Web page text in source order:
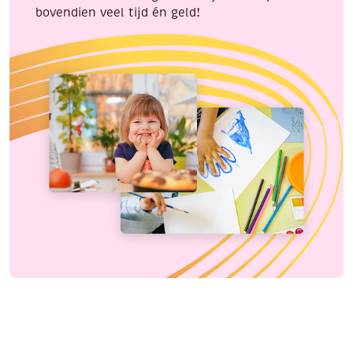
bovendien veel tijd én geld!